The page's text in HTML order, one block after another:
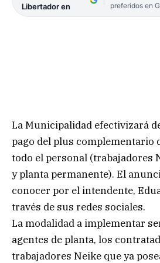
Libertador en
preferidos en
La Municipalidad efectivizará
pago del plus complementario
todo el personal (trabajadores
y planta permanente). El
conocer por el intendente,
través de sus redes sociales.
La modalidad a implementar
agentes de planta, los
trabajadores Neike que ya